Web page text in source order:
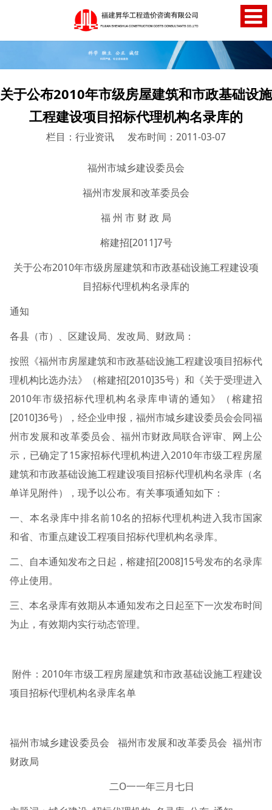
关于公布2010年市级房屋建筑和市政基础设施
工程建设项目招标代理机构名录库的
栏目：行业资讯 发布时间：2011-03-07
福州市城乡建设委员会
福州市发展和改革委员会
福 州 市 财 政 局
榕建招[2011]7号
关于公布2010年市级房屋建筑和市政基础设施工程建设项
目招标代理机构名录库的
通知
各县（市）、区建设局、发改局、财政局：
按照《福州市房屋建筑和市政基础设施工程建设项目招标代
理机构比选办法》（榕建招[2010]35号）和《关于受理进入
2010年市级招标代理机构名录库申请的通知》（榕建招
[2010]36号），经企业申报，福州市城乡建设委员会会同福
州市发展和改革委员会、福州市财政局联合评审、网上公
示，已确定了15家招标代理机构进入2010年市级工程房屋
建筑和市政基础设施工程建设项目招标代理机构名录库（名
单详见附件），现予以公布。有关事项通知如下：
一、本名录库中排名前10名的招标代理机构进入我市国家
和省、市重点建设工程项目招标代理机构名录库。
二、自本通知发布之日起，榕建招[2008]15号发布的名录库
停止使用。
三、本名录库有效期从本通知发布之日起至下一次发布时间
为止，有效期内实行动态管理。
附件：2010年市级工程房屋建筑和市政基础设施工程建设
项目招标代理机构名录库名单
福州市城乡建设委员会 福州市发展和改革委员会 福州市
财政局
二O一一年三月七日